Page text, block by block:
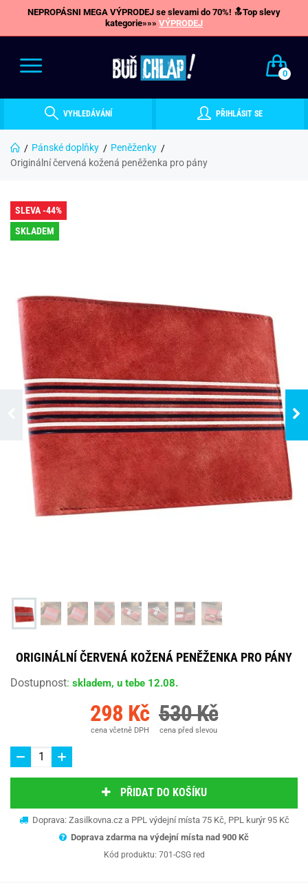
NEPROPÁSNI MEGA VÝPRODEJ se slevami do 70%! 🔝Top slevy
kategorie»»» VÝPRODEJ
0
VYHLEDÁVÁNÍ PŘIHLÁSIT SE
Pánské doplňky
Peněženky
Originální červená kožená peněženka pro pány
SLEVA -44%
SKLADEM
ORIGINÁLNÍ ČERVENÁ KOŽENÁ PENĚŽENKA PRO PÁNY
Dostupnost: skladem, u tebe 12.08.
298 Kč
cena včetně DPH
530 Kč
cena před slevou
PŘIDAT DO KOŠÍKU
Doprava: Zasilkovna.cz a PPL výdejní místa 75 Kč, PPL kurýr 95 Kč
Doprava zdarma na výdejní místa nad 900 Kč
Kód produktu: 701-CSG red